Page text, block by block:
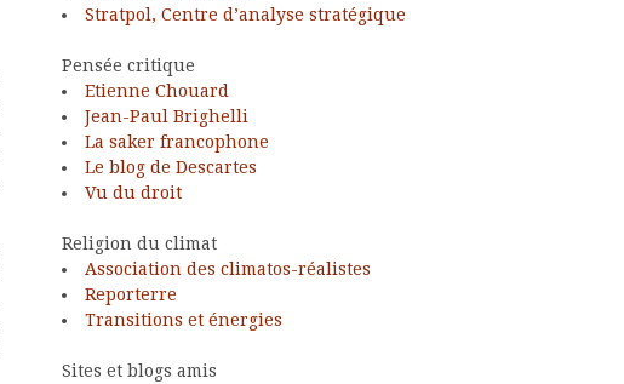
Stratpol, Centre d’analyse stratégique
Pensée critique
Etienne Chouard
Jean-Paul Brighelli
La saker francophone
Le blog de Descartes
Vu du droit
Religion du climat
Association des climatos-réalistes
Reporterre
Transitions et énergies
Sites et blogs amis